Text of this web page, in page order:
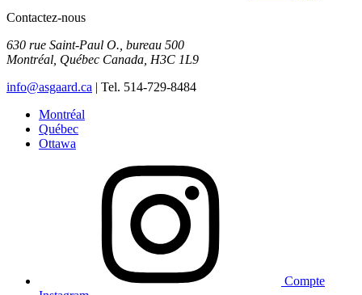
Contactez-nous
630 rue Saint-Paul O., bureau 500
Montréal Québec Canada H3C 1L9
info@asgaard.ca | Tel. 514-729-8484
Montréal
Québec
Ottawa
Compte